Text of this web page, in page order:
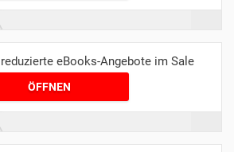
eBooks-Angebote im Sale
ÖFFNEN